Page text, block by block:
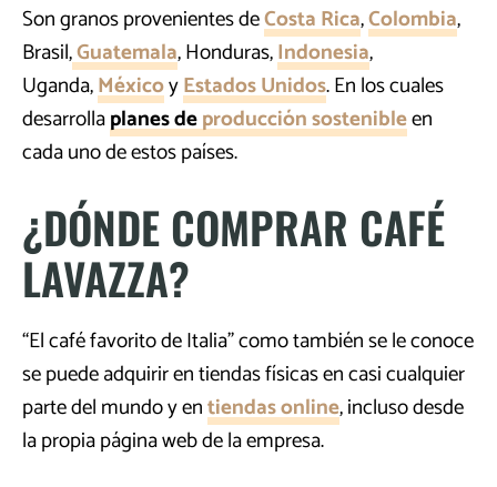
Son granos provenientes deCosta Rica,Colombia,
Brasil,Guatemala, Honduras,Indonesia,
Uganda,MéxicoyEstados Unidos. En los cuales
desarrollaplanes deproducción sostenibleen
cada uno de estos países.
¿DÓNDE COMPRAR CAFÉ
LAVAZZA?
“El café favorito de Italia” como también se le conoce
se puede adquirir en tiendas físicas en casi cualquier
parte del mundo y entiendas online, incluso desde
la propia página web de la empresa.